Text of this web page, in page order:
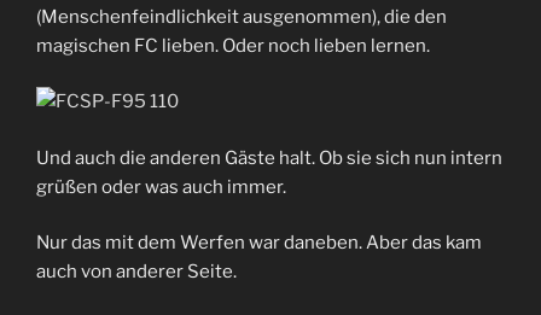
(Menschenfeindlichkeit ausgenommen), die den
magischen FC lieben. Oder noch lieben lernen.
Und auch die anderen Gäste halt. Ob sie sich nun intern
grüßen oder was auch immer.
Nur das mit dem Werfen war daneben. Aber das kam
auch von anderer Seite.